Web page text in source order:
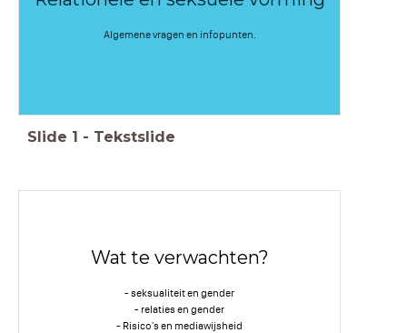
Algemene vragen en infopunten.
Slide 1 - Tekstslide
Wat te verwachten?
- seksualiteit en gender
- relaties en gender
- Risico's en mediawijsheid